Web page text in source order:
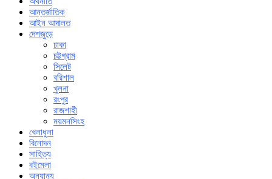
আন্তর্জাতিক
আইন আদালত
দেশজুড়ে
ঢাকা
চট্টগ্রাম
সিলেট
বরিশাল
খুলনা
রংপুর
রাজশাহী
ময়মনসিংহ
খেলাধুলা
বিনোদন
সাহিত্য
বইমেলা
অন্যান্য